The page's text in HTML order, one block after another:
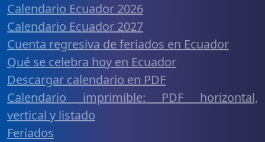
Calendario Ecuador 2026
Calendario Ecuador 2027
Cuenta regresiva de feriados en Ecuador
Qué se celebra hoy en Ecuador
Descargar calendario en PDF
Calendario imprimible: PDF horizontal,
vertical y listado
Feriados